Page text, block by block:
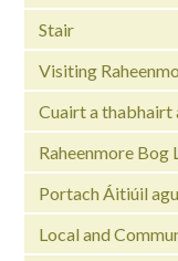
Stair
Visiting
Cuairt a thabhairt
Raheenmore Bog
Portach Áitiúil
Local and